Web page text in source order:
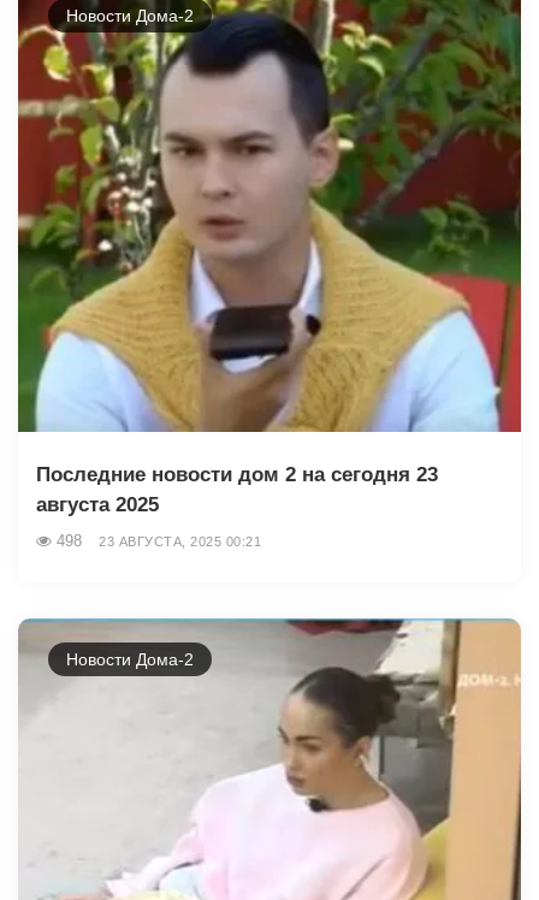
Новости Дома-2
Последние новости дом 2 на сегодня 23
августа 2025
498 23 АВГУСТА, 2025 00:21
Новости Дома-2